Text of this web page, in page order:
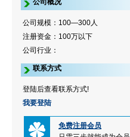
公司概况
公司规模：100—300人
注册资金：100万以下
公司行业：
联系方式
登陆后查看联系方式!
我要登陆
免费注册会员